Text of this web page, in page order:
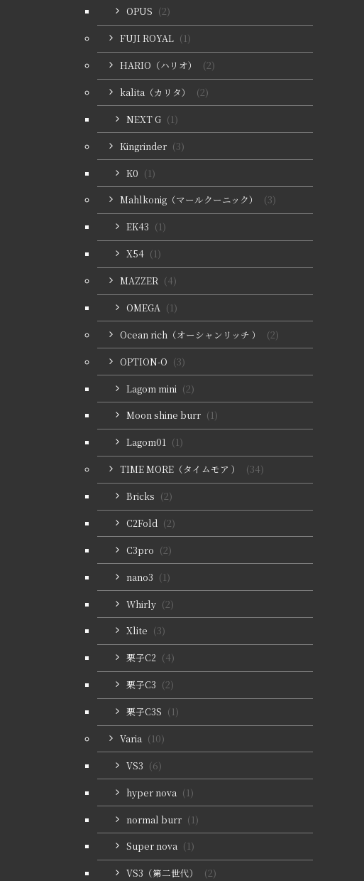
OPUS (2)
FUJI ROYAL (1)
HARIO（ハリオ）
(2)
kalita（カリタ）
(2)
NEXT G (1)
Kingrinder (3)
K0 (1)
Mahlkonig（マールクーニック）
(3)
EK43 (1)
X54 (1)
MAZZER (4)
OMEGA (1)
Ocean rich（オーシャンリッチ ）
(2)
OPTION-O (3)
Lagom mini (2)
Moon shine burr (1)
Lagom01 (1)
TIME MORE（タイムモア ）
(34)
Bricks (2)
C2Fold (2)
C3pro (2)
nano3 (1)
Whirly (2)
Xlite (3)
栗子C2 (4)
栗子C3 (2)
栗子C3S (1)
Varia (10)
VS3 (6)
hyper nova (1)
normal burr (1)
Super nova (1)
VS3（第二世代）
(2)